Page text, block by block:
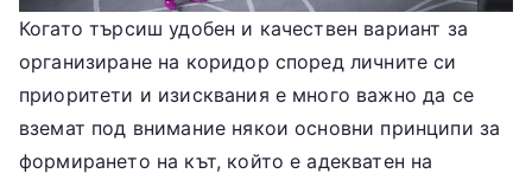
Когато търсиш удобен и качествен вариант за
организиране на коридор според личните си
приоритети и изисквания е много важно да се
вземат под внимание някои основни принципи за
формирането на кът, който е адекватен на